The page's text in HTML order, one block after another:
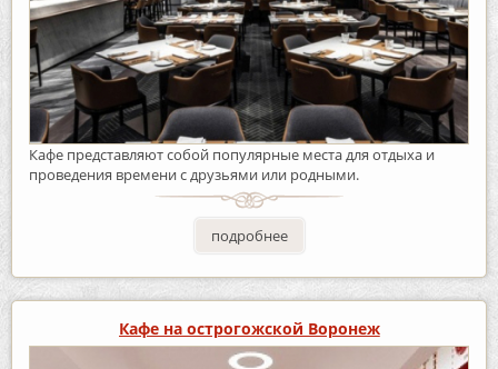
Кафе представляют собой популярные места для отдыха и
проведения времени с друзьями или родными.
подробнее
Кафе на острогожской Воронеж